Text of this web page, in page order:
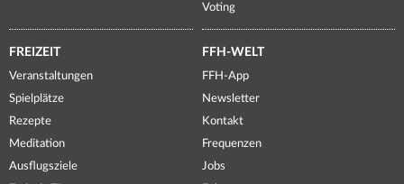
Voting
FREIZEIT
Veranstaltungen
Spielplätze
Rezepte
Meditation
Ausflugsziele
FFH-WELT
FFH-App
Newsletter
Kontakt
Frequenzen
Jobs